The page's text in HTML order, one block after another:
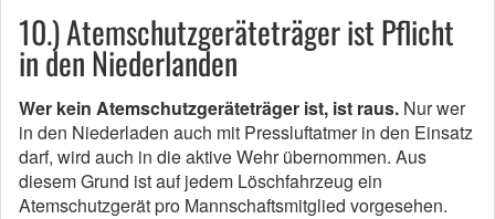
10.) Atemschutzgeräteträger ist Pflicht
in den Niederlanden
Wer kein Atemschutzgeräteträger ist, ist raus. Nur wer
in den Niederladen auch mit Pressluftatmer in den Einsatz
darf, wird auch in die aktive Wehr übernommen. Aus
diesem Grund ist auf jedem Löschfahrzeug ein
Atemschutzgerät pro Mannschaftsmitglied vorgesehen.